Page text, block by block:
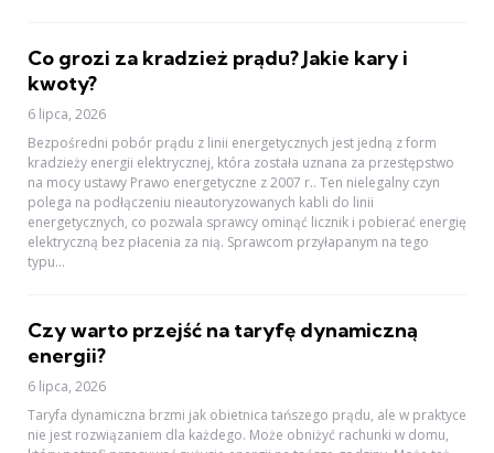
Co grozi za kradzież prądu? Jakie kary i
kwoty?
6 lipca, 2026
Bezpośredni pobór prądu z linii energetycznych jest jedną z form
kradzieży energii elektrycznej, która została uznana za przestępstwo
na mocy ustawy Prawo energetyczne z 2007 r.. Ten nielegalny czyn
polega na podłączeniu nieautoryzowanych kabli do linii
energetycznych, co pozwala sprawcy ominąć licznik i pobierać energię
elektryczną bez płacenia za nią. Sprawcom przyłapanym na tego
typu...
Czy warto przejść na taryfę dynamiczną
energii?
6 lipca, 2026
Taryfa dynamiczna brzmi jak obietnica tańszego prądu, ale w praktyce
nie jest rozwiązaniem dla każdego. Może obniżyć rachunki w domu,